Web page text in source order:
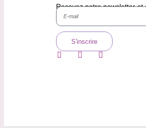
Recevez notre newsletter et
histoires, nos collections.
S'inscrire